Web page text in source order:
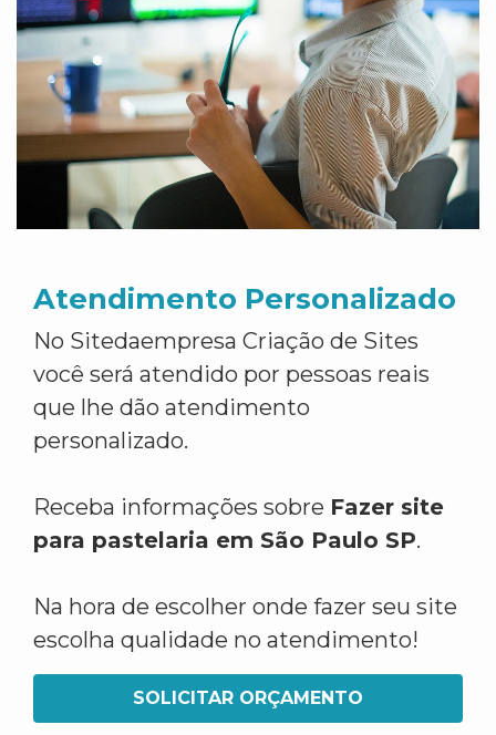
Atendimento Personalizado
No Sitedaempresa Criação de Sites
você será atendido por pessoas reais
que lhe dão atendimento
personalizado.
Receba informações sobre Fazer site
para pastelaria em São Paulo SP.
Na hora de escolher onde fazer seu site
escolha qualidade no atendimento!
SOLICITAR ORÇAMENTO